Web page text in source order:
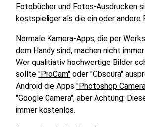
Fotobücher und Fotos-Ausdrucken
kostspieliger als die ein oder andere
Normale Kamera-Apps, die per
dem Handy sind, machen nicht
Wer qualitiativ hochwertige Bilder
sollte "ProCam" oder "Obscura"
Android die Apps "Photoshop
"Google Camera", aber Achtung:
immer kostenlos.